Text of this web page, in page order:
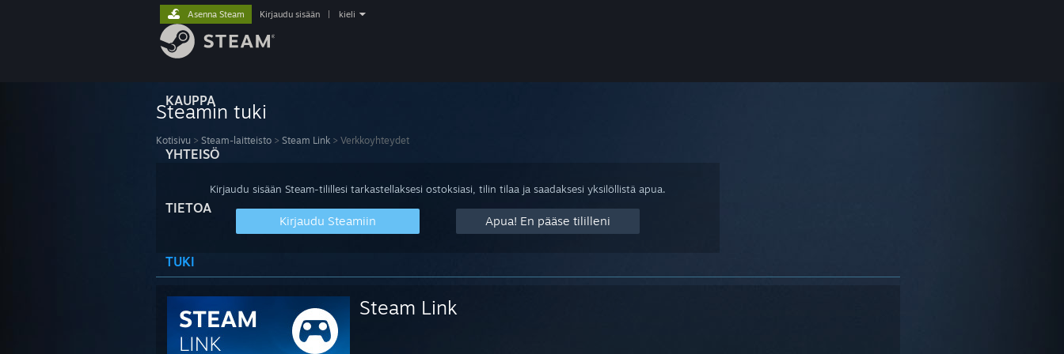
KAUPPA
YHTEISÖ
TIETOA
TUKI
Asenna Steam Kirjaudu sisään kieli
Steamin tuki
Kotisivu > Steam-laitteisto > Steam Link > Verkkoyhteydet
Kirjaudu sisään Steam-tilillesi tarkastellaksesi ostoksiasi, tilin tilaa ja saadaksesi yksilöllistä apua.
Kirjaudu Steamiin Apua! En pääse tililleni
Steam Link